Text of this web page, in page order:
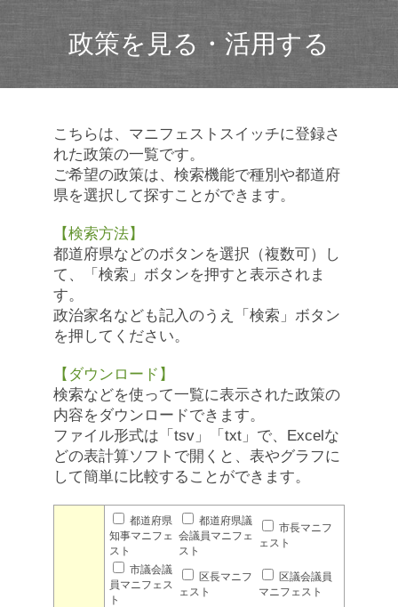
政策を見る・活用する
こちらは、マニフェストスイッチに登録さ
れた政策の一覧です。
ご希望の政策は、検索機能で種別や都道府
県を選択して探すことができます。
【検索方法】
都道府県などのボタンを選択（複数可）し
て、「検索」ボタンを押すと表示されま
す。
政治家名なども記入のうえ「検索」ボタン
を押してください。
【ダウンロード】
検索などを使って一覧に表示された政策の
内容をダウンロードできます。
ファイル形式は「tsv」「txt」で、Excelな
どの表計算ソフトで開くと、表やグラフに
して簡単に比較することができます。
都道府県
知事マニフェ
スト
都道府県議
会議員マニフェ
スト
市長マニフ
ェスト
市議会議
員マニフェス
ト
区長マニフ
ェスト
区議会議員
マニフェスト